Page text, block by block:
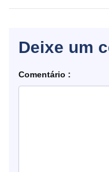
Deixe um
Comentário